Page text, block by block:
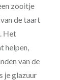
zooitje
de taart
Het
helpen,
van de
je glazuur